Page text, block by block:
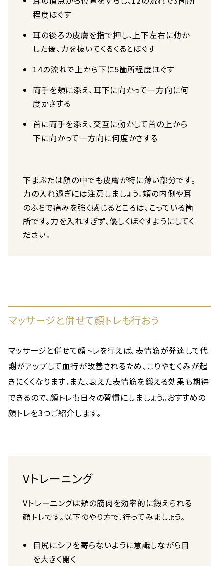
程度ほぐす
耳の後ろの皮膚を指で押し、上下左右に動か
した後、力を抜いてくるくるとほぐす
14の流れで上から下に5箇所程度ほぐす
両手を頬に添え、耳下に向かって一方向に何
度かさする
首に両手を添え、交互に動かして首の上から
下に向かって一方向に何度かさする
下まぶたは顔の中でも皮膚が特に薄い部分です。
力の入れ過ぎには注意しましょう。頬の内側や耳
のふちで痛みを強く感じるところは、こっている箇
所です。力を入れすぎず、優しくほぐすようにしてく
ださい。
マッサージと併せて顔トレも行おう
マッサージと併せて顔トレを行えば、表情筋が発達して代
謝がアップして血行が改善されるため、こりやむくみが起
きにくくなります。また、衰えた表情筋を鍛える効果も期待
できるので、顔トレも日々の習慣にしましょう。おすすめの
顔トレを3つご紹介します。
Vトレーニング
Vトレーニングは頬の筋肉を効率的に鍛えられる
顔トレです。以下のやり方で、行ってみましょう。
目尻にシワを寄らないように意識しながら目
を大きく開く